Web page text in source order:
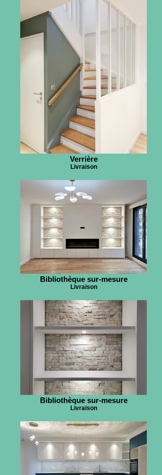
Verrière
Livraison
Bibliothèque sur-mesure
Livraison
Bibliothèque sur-mesure
Livraison